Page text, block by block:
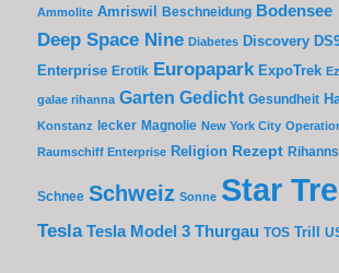
Ammolite Amriswil Beschneidung Bodensee
Deep Space Nine Diabetes Discovery
Enterprise Erotik Europapark ExpoTrek
galae rihanna Garten Gedicht Gesundheit
Konstanz lecker Magnolie New York City
Raumschiff Enterprise Religion Rezept
Schnee Schweiz Sonne Star
Tesla Tesla Model 3 Thurgau TOS Trill